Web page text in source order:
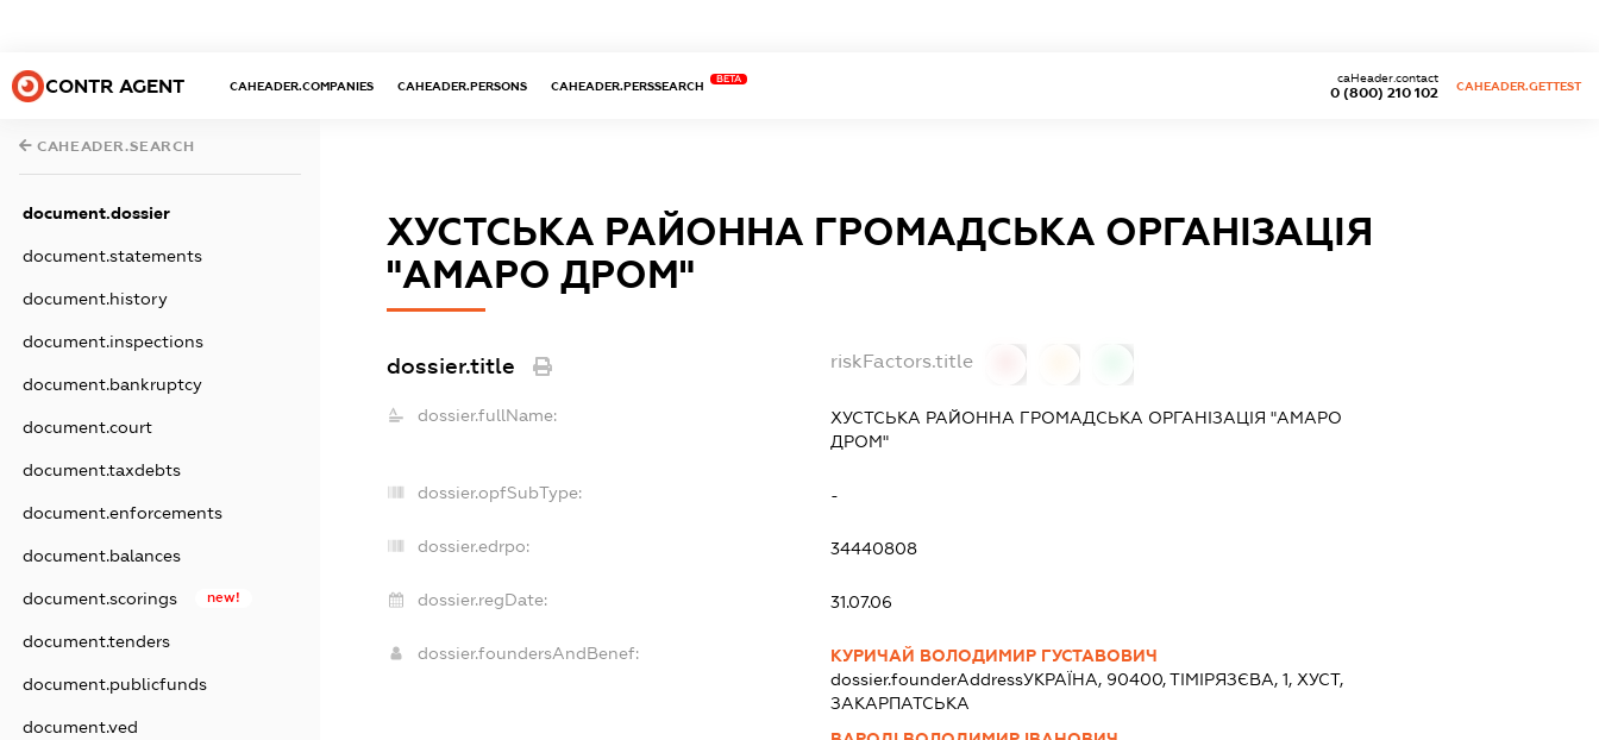
CONTR AGENT CAHEADER.COMPANIES CAHEADER.PERSONS CAHEADER.PERSSEARCH
BETA
0 (800) 210 102
caHeader.contact
CAHEADER.GETTEST
CAHEADER.SEARCH
document.dossier
document.statements
document.history
document.inspections
document.bankruptcy
document.court
document.taxdebts
document.enforcements
document.balances
document.scorings new!
document.tenders
document.publicfunds
document.ved
ХУСТСЬКА РАЙОННА ГРОМАДСЬКА ОРГАНІЗАЦІЯ
"АМАРО ДРОМ"
dossier.title riskFactors.title
dossier.fullName:
ХУСТСЬКА РАЙОННА ГРОМАДСЬКА ОРГАНІЗАЦІЯ "АМАРО
ДРОМ"
dossier.opfSubType: -
dossier.edrpo: 34440808
dossier.regDate: 31.07.06
dossier.foundersAndBenef:
КУРИЧАЙ ВОЛОДИМИР ГУСТАВОВИЧ
dossier.founderAddressУКРАЇНА, 90400, ТІМІРЯЗЄВА, 1, ХУСТ,
ЗАКАРПАТСЬКА